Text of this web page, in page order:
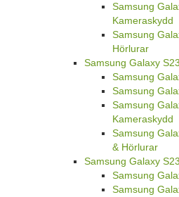
Samsung
Kameraskydd
Samsung
Hörlurar
Samsung Galaxy
Samsung
Samsung
Samsung
Kameraskydd
Samsung
& Hörlurar
Samsung Galaxy
Samsung
Samsung